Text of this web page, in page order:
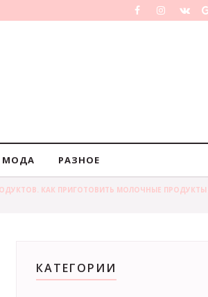
МОДА РАЗНОЕ
КАК ПРИГОТОВИТЬ МОЛОЧНЫЕ ПРОДУКТЫ
КАТЕГОРИИ